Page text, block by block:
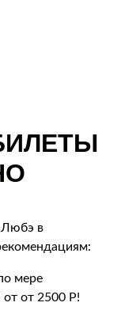
Любэ в
мере
от 2500 Р!